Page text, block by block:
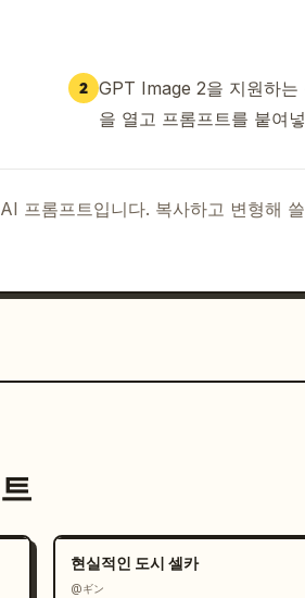
2 GPT Image 2을 지원하
을 열고 프롬프트를 붙여
프롬프트입니다. 복사하고 변형해
현실적인 도시 셀카
@ギン